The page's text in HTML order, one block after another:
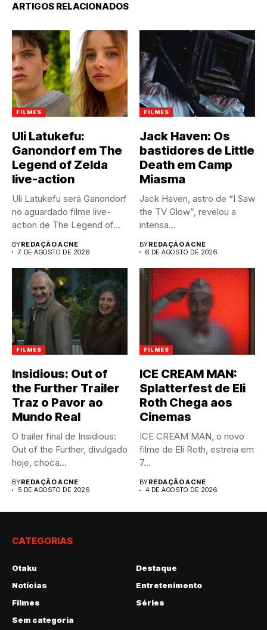
ARTIGOS RELACIONADOS
FILMES
Uli Latukefu:
Ganondorf em The
Legend of Zelda
live-action
Uli Latukefu será Ganondorf
no aguardado filme live-
action de The Legend of...
BYREDAÇÃO ACNE
7 DE AGOSTO DE 2026
FILMES
Jack Haven: Os
bastidores de Little
Death em Camp
Miasma
Jack Haven, astro de “I Saw
the TV Glow”, revelou a
intensa...
BYREDAÇÃO ACNE
6 DE AGOSTO DE 2026
FILMES
Insidious: Out of
the Further Trailer
Traz o Pavor ao
Mundo Real
O trailer final de Insidious:
Out of the Further, divulgado
hoje, choca...
BYREDAÇÃO ACNE
5 DE AGOSTO DE 2026
FILMES
ICE CREAM MAN:
Splatterfest de Eli
Roth Chega aos
Cinemas
ICE CREAM MAN, o novo
filme de Eli Roth, estreia em
7...
BYREDAÇÃO ACNE
4 DE AGOSTO DE 2026
CATEGORIAS
Otaku
Destaque
Notícias
Entretenimento
Filmes
Séries
Sem categoria